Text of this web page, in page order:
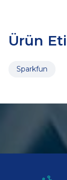
Ürün
Sparkfun